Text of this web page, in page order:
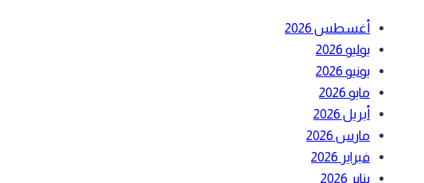
أغسطس 2026
يوليو 2026
يونيو 2026
مايو 2026
أبريل 2026
مارس 2026
فبراير 2026
يناير 2026